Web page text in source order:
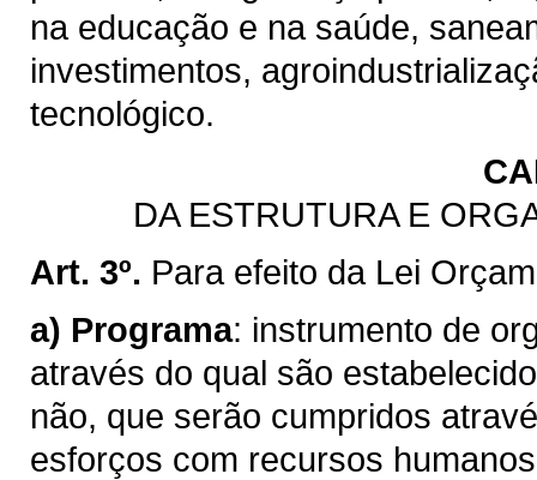
na educação e na saúde,
investimentos,
tecnológico.
DA ESTRUTURA E
Art. 3º. Para efeito da Lei
a) Programa: instrumento de
através do qual são
não, que serão cumpridos
esforços com recursos